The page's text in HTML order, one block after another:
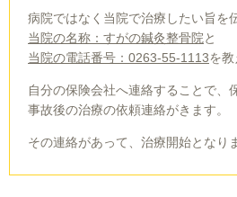
病院ではなく当院で治療したい旨を
当院の名称：すがの鍼灸整骨院と
当院の電話番号：0263-55-1113を教
自分の保険会社へ連絡することで、
事故後の治療の依頼連絡がきます。
その連絡があって、治療開始となり